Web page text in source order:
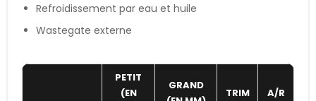
Refroidissement par eau et huile
Wastegate externe
PETIT
(EN
GRAND
TRIM A/R